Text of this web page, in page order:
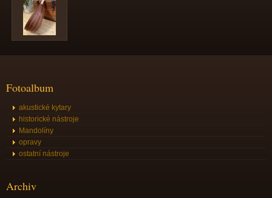
Fotoalbum
akustické kytary
historické nástroje
Mandolíny
opravy
ostatní nástroje
Archiv